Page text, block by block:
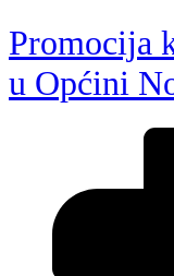
Promocija
u Općini